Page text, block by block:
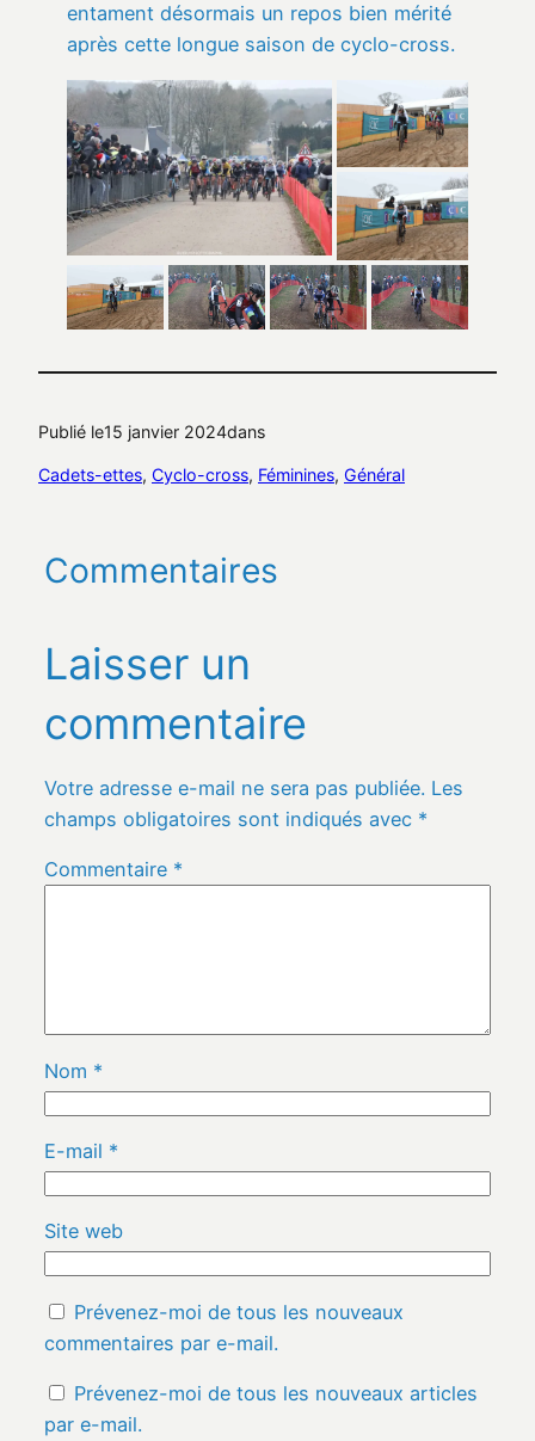
entament désormais un repos bien mérité
après cette longue saison de cyclo-cross.
Publié le15 janvier 2024dans
Cadets-ettes, Cyclo-cross, Féminines, Général
Commentaires
Laisser un
commentaire
Votre adresse e-mail ne sera pas publiée. Les
champs obligatoires sont indiqués avec *
Commentaire *
Nom *
E-mail *
Site web
Prévenez-moi de tous les nouveaux
commentaires par e-mail.
Prévenez-moi de tous les nouveaux articles
par e-mail.